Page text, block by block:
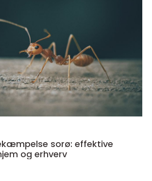
sorø: effektive
og erhverv